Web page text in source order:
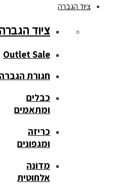
ציוד הגברה
ציוד הגברה
Outlet Sale
חגורת הגברה
כבלים
ומתאמים
כריזה
ומגפונים
מדונה
אלחוטית